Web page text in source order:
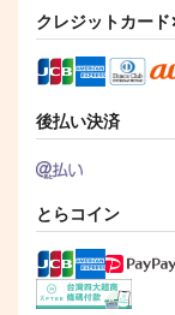
クレジットカード
後払い決済
とらコイン